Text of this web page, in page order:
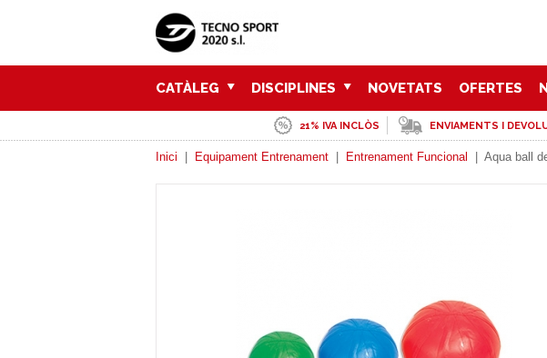
CATÀLEG DISCIPLINES NOVETATS OFERTES
21% IVA INCLÒS ENVIAMENTS I
Inici Equipament Entrenament Entrenament Funcional Aqua ball